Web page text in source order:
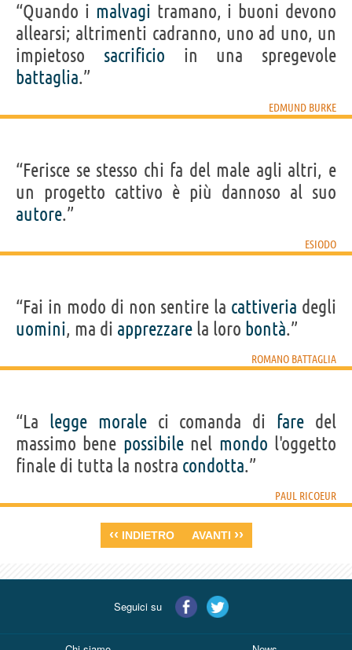
“Quando i malvagi tramano, i buoni devono
allearsi; altrimenti cadranno, uno ad uno, un
impietoso sacrificio in una spregevole
battaglia.”
EDMUND BURKE
“Ferisce se stesso chi fa del male agli altri, e
un progetto cattivo è più dannoso al suo
autore.”
ESIODO
“Fai in modo di non sentire la cattiveria degli
uomini, ma di apprezzare la loro bontà.”
ROMANO BATTAGLIA
“La legge moraleci comanda di fare del
massimo bene possibilenel mondo l'oggetto
finale di tutta la nostra condotta.”
PAUL RICOEUR
‹‹ INDIETRO AVANTI ››
Seguici su